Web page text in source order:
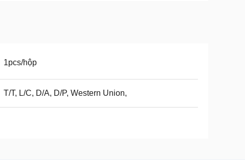
1pcs/hộp
T/T, L/C, D/A, D/P, Western Union,